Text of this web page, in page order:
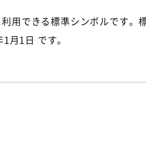
用できる標準シンボルです。
月1日 です。